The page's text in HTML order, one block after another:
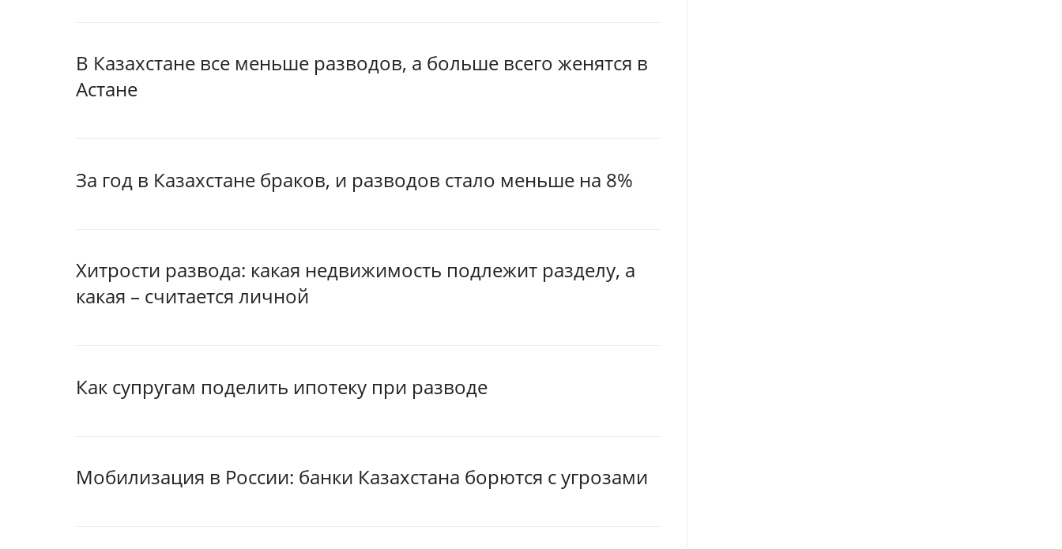
В Казахстане все меньше разводов, а больше всего женятся в
Астане
За год в Казахстане браков, и разводов стало меньше на 8%
Хитрости развода: какая недвижимость подлежит разделу, а
какая – считается личной
Как супругам поделить ипотеку при разводе
Мобилизация в России: банки Казахстана борются с угрозами